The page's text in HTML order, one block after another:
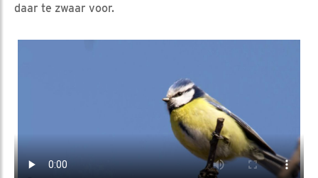
daar te zwaar voor.